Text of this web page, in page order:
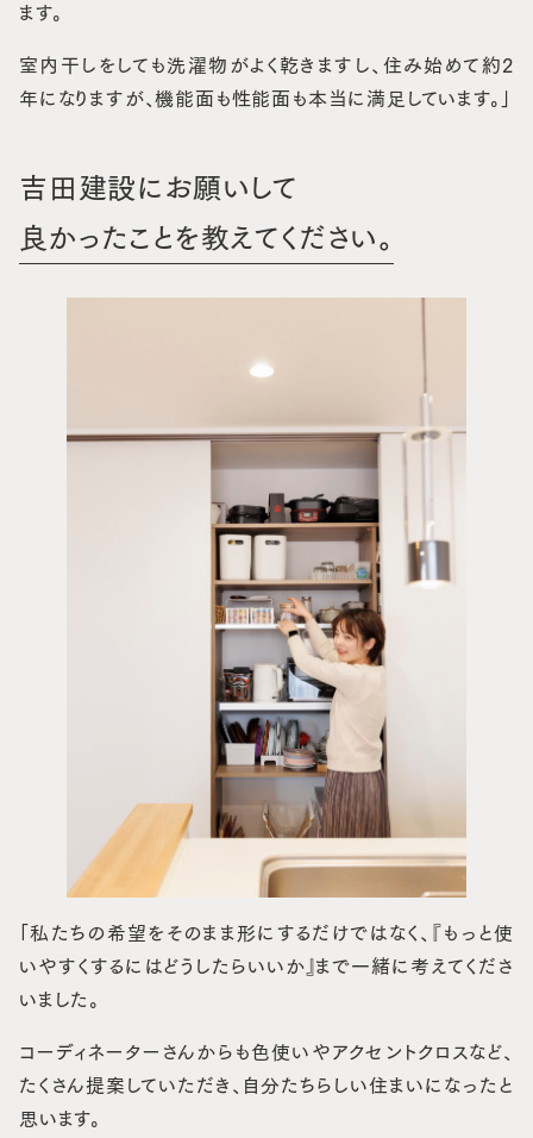
ます。
室内干しをしても洗濯物がよく乾きますし、住み始めて約2
年になりますが、機能面も性能面も本当に満足しています。」
吉田建設にお願いして
良かったことを教えてください。
「私たちの希望をそのまま形にするだけではなく、『もっと使
いやすくするにはどうしたらいいか』まで一緒に考えてくださ
いました。
コーディネーターさんからも色使いやアクセントクロスなど、
たくさん提案していただき、自分たちらしい住まいになったと
思います。